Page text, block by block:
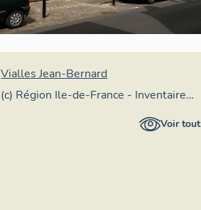
Vialles Jean-Bernard
(c) Région Ile-de-France - Inventaire
général du patrimoine culturel Voir tout